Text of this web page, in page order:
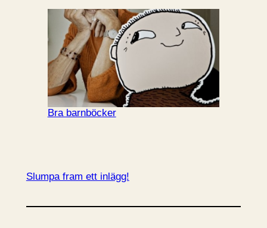
Bra barnböcker
Slumpa fram ett inlägg!